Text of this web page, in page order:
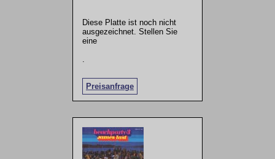
Diese Platte ist noch nicht
ausgezeichnet. Stellen Sie
eine
Preisanfrage